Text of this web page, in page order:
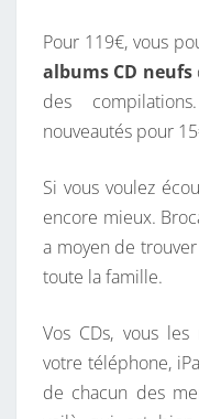
Pour 119€, vous
albums CD neufs
des
nouveautés pour
Si vous voulez
encore mieux.
a moyen de
toute la famille.
Vos CDs, vous
votre téléphone,
de chacun des